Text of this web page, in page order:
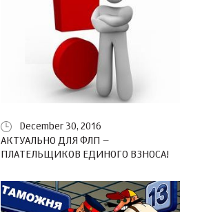
December 30, 2016
АКТУАЛЬНО ДЛЯ ФЛП –
ПЛАТЕЛЬЩИКОВ ЕДИНОГО ВЗНОСА!